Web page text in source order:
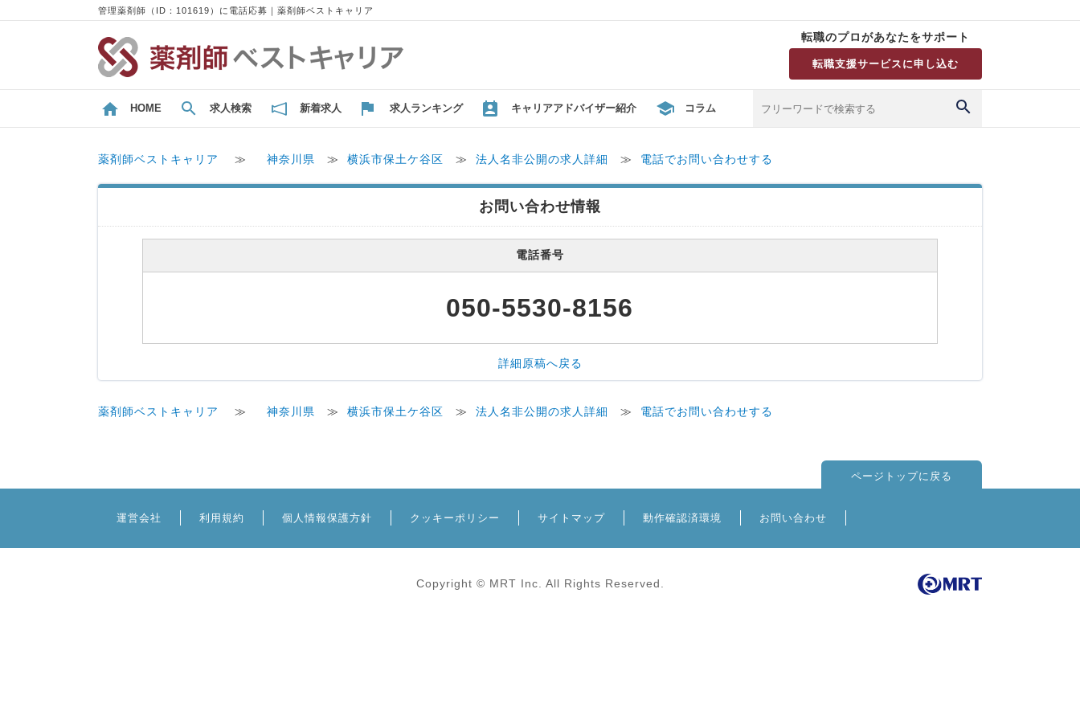
管理薬剤師（ID：101619）に電話応募｜薬剤師ベストキャリア
転職のプロがあなたをサポート
転職支援サービスに申し込む
HOME 求人検索 新着求人 求人ランキング キャリアアドバイザー紹介 コラム
薬剤師ベストキャリア ≫ 神奈川県 ≫ 横浜市保土ケ谷区 ≫ 法人名非公開の求人詳細 ≫ 電話でお問い合わせする
お問い合わせ情報
電話番号
050-5530-8156
詳細原稿へ戻る
薬剤師ベストキャリア ≫ 神奈川県 ≫ 横浜市保土ケ谷区 ≫ 法人名非公開の求人詳細 ≫ 電話でお問い合わせする
ページトップに戻る
運営会社 利用規約 個人情報保護方針 クッキーポリシー サイトマップ 動作確認済環境 お問い合わせ
Copyright © MRT Inc. All Rights Reserved.